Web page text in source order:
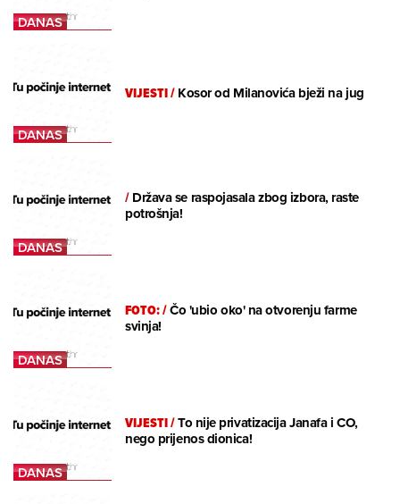
VIJESTI/Kosor od Milanovića bježi na jug
/Država se raspojasala zbog izbora, raste
potrošnja!
FOTO:/Čo 'ubio oko' na otvorenju farme
svinja!
VIJESTI/To nije privatizacija Janafa i CO,
nego prijenos dionica!